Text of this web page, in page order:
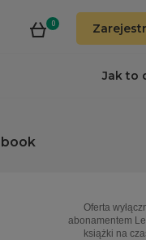
0
Jak to
Oferta
abonamentem
książki na